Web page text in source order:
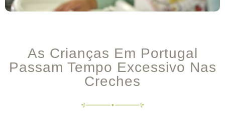
As Crianças Em Portugal
Passam Tempo Excessivo Nas
Creches